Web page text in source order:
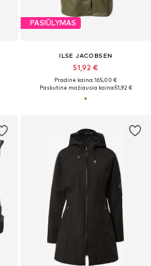
PASIŪLYMAS
ILSE JACOBSEN
51,92 €
Pradinė kaina: 165,00 €
Paskutinė mažiausia kaina:51,92 €